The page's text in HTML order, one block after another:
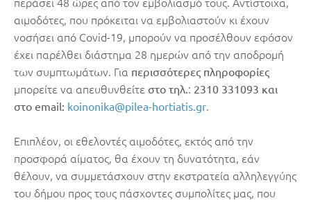
αιμοδότες, που πρόκειται να εμβολιαστούν κι έχουν
νοσήσει από Covid-19, μπορούν να προσέλθουν εφόσον
έχει παρέλθει διάστημα 28 ημερών από την αποδρομή
των συμπτωμάτων. Για περισσότερες πληροφορίες
μπορείτε να απευθυνθείτε στο τηλ. : 2310 331093 και
στο email: koinonika@pilea-hortiatis.gr.
Επιπλέον, οι εθελοντές αιμοδότες, εκτός από την
προσφορά αίματος, θα έχουν τη δυνατότητα, εάν
θέλουν, να συμμετάσχουν στην εκστρατεία αλληλεγγύης
του δήμου προς τους πάσχοντες συμπολίτες μας, που